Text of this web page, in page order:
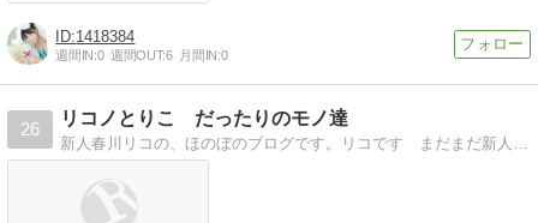
1418384
週間IN:0 週間OUT:6 月間IN:0
26
リコノとりこ だったりのモノ達
新人春川リコの、ほのぼのブログです。リコです まだまだ新人です。みんな応援してね